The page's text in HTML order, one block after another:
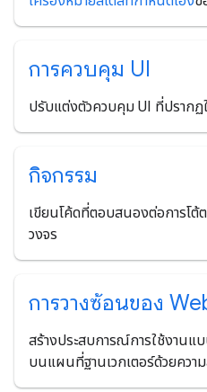
การควบคุม UI
ปรับแต่งตัวควบคุม UI ที่ปราก
กิจกรรม
เขียนโค้ดที่ตอบสนองต่อการโต้
วงจร
การวางซ้อนของ
สร้างประสบการณ์การใช้งาน
บนแผนที่ฐานเวกเตอร์ด้วยควา